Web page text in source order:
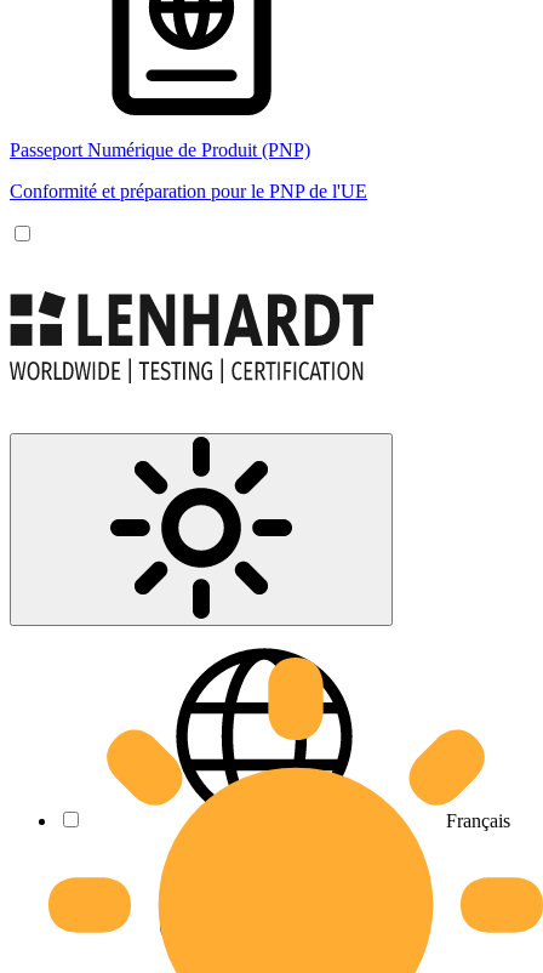
Passeport Numérique de Produit (PNP)
Conformité et préparation pour le PNP de l'UE
Français